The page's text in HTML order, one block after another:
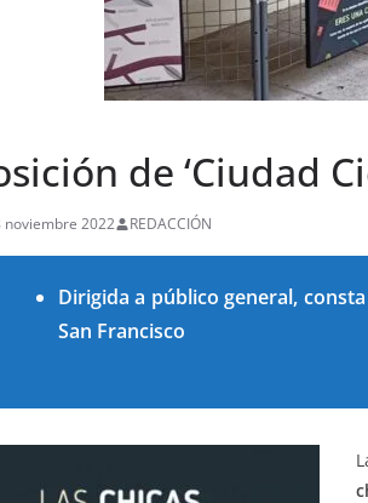
de ‘Ciudad
noviembre 2022 REDACCIÓN
Dirigida a público general,
San Francisco